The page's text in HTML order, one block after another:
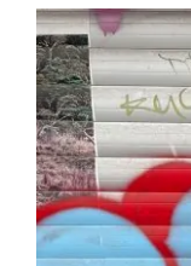
View
Larger
Image